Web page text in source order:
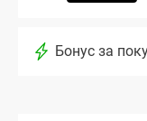
Бонус за